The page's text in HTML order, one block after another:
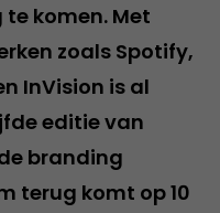
komen. Met
zoals Spotify,
InVision is al
editie van
branding
terug komt op 10